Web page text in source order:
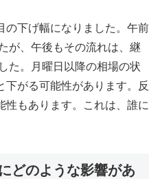
の下げ幅になりました。午前
が、午後もその流れは、継
た。月曜日以降の相場の状
がる可能性があります。反
性もあります。これは、誰に
どのような影響があ